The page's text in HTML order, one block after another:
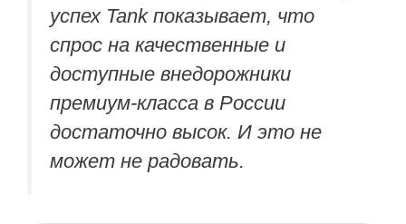
успех Tank показывает, что
спрос на качественные и
доступные внедорожники
премиум-класса в России
достаточно высок. И это не
может не радовать.